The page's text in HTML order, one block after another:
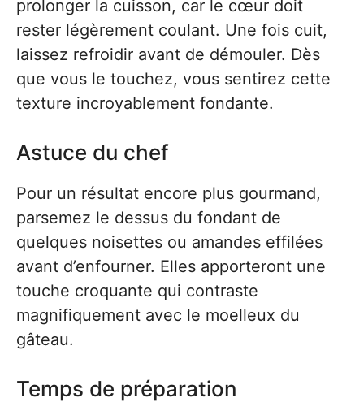
prolonger la cuisson, car le cœur doit
rester légèrement coulant. Une fois cuit,
laissez refroidir avant de démouler. Dès
que vous le touchez, vous sentirez cette
texture incroyablement fondante.
Astuce du chef
Pour un résultat encore plus gourmand,
parsemez le dessus du fondant de
quelques noisettes ou amandes effilées
avant d’enfourner. Elles apporteront une
touche croquante qui contraste
magnifiquement avec le moelleux du
gâteau.
Temps de préparation